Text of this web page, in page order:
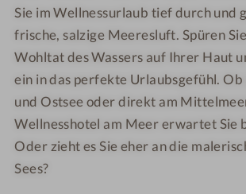
Sie im Wellnessurlaub tief durch und
frische, salzige Meeresluft. Spüren
Wohltat des Wassers auf Ihrer Haut
ein in das perfekte Urlaubsgefühl.
und Ostsee oder direkt am
Wellnesshotel am Meer erwartet Sie
Oder zieht es Sie eher an die
Sees?